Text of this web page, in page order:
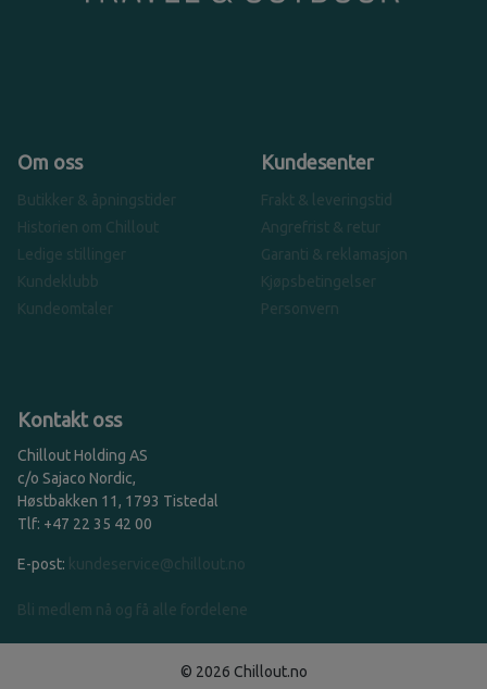
Om oss
Butikker & åpningstider
Historien om Chillout
Ledige stillinger
Kundeklubb
Kundeomtaler
Kundesenter
Frakt & leveringstid
Angrefrist & retur
Garanti & reklamasjon
Kjøpsbetingelser
Personvern
Kontakt oss
Chillout Holding AS
c/o Sajaco Nordic,
Høstbakken 11, 1793 Tistedal
Tlf: +47 22 35 42 00
E-post: kundeservice@chillout.no
Bli medlem nå og få alle fordelene
© 2026 Chillout.no